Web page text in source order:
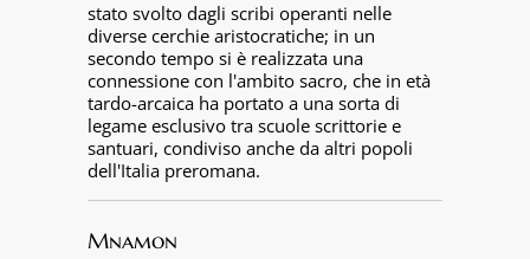
stato svolto dagli scribi operanti nelle
diverse cerchie aristocratiche; in un
secondo tempo si è realizzata una
connessione con l'ambito sacro, che in età
tardo-arcaica ha portato a una sorta di
legame esclusivo tra scuole scrittorie e
santuari, condiviso anche da altri popoli
dell'Italia preromana.
Mnamon